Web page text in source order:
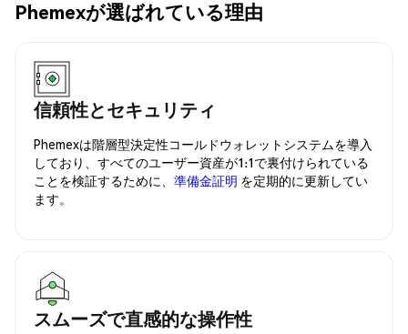
Phemexが選ばれている理由
信頼性とセキュリティ
Phemexは階層型決定性コールドウォレットシステムを導入
しており、すべてのユーザー資産が1:1で裏付けられている
ことを検証するために、 準備金証明 を定期的に更新してい
ます。
スムーズで直感的な操作性